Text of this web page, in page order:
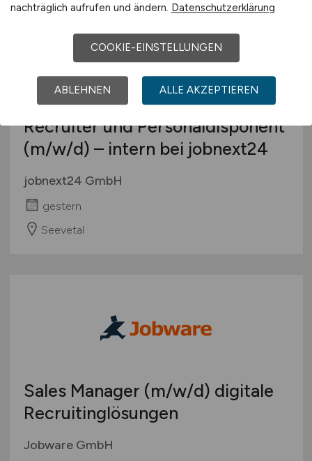
Recruiter und Personaldisponent
(m/w/d) – intern bei jobnext24
jobnext24 GmbH
gestern
Seevetal
Sales Manager (m/w/d) digitale
Recruitinglösungen
Jobware GmbH
nachträglich aufrufen und ändern. Datenschutzerklärung
COOKIE-EINSTELLUNGEN
ABLEHNEN ALLE AKZEPTIEREN